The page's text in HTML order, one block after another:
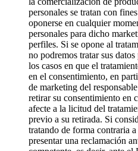
personales se tratan con
oponerse en cualquier
personales para dicho
perfiles. Si se opone al
no podremos tratar sus
los casos en que el
en el consentimiento, en
de marketing del
retirar su consentimiento en
afecte a la licitud del
previo a su retirada. Si
tratando de forma contraria
presentar una reclamación